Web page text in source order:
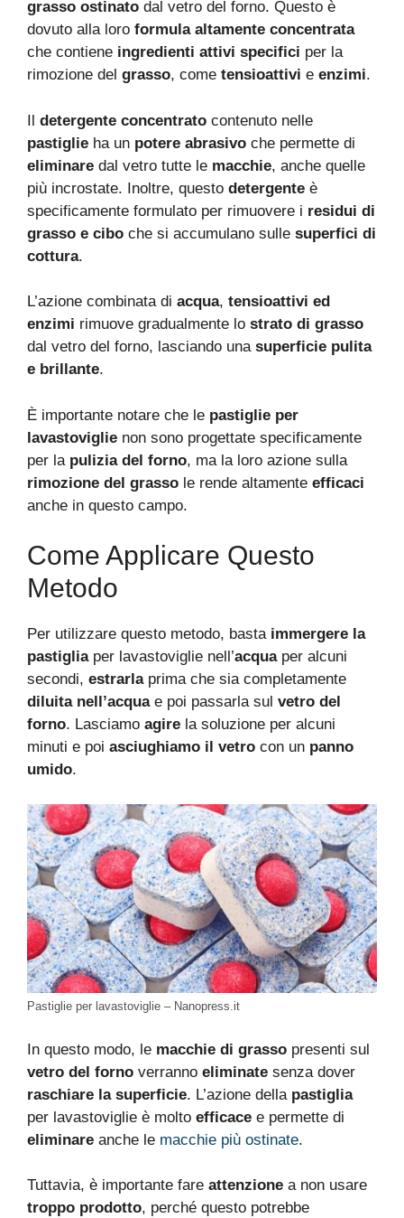
grasso ostinato dal vetro del forno. Questo è
dovuto alla loro formula altamente concentrata
che contiene ingredienti attivi specifici per la
rimozione del grasso, come tensioattivi e enzimi.
Il detergente concentrato contenuto nelle
pastiglie ha un potere abrasivo che permette di
eliminare dal vetro tutte le macchie, anche quelle
più incrostate. Inoltre, questo detergente è
specificamente formulato per rimuovere i residui di
grasso e cibo che si accumulano sulle superfici di
cottura.
L’azione combinata di acqua, tensioattivi ed
enzimi rimuove gradualmente lo strato di grasso
dal vetro del forno, lasciando unasuperficie pulita
e brillante.
È importante notare che le pastiglie per
lavastoviglie non sono progettate specificamente
per la pulizia del forno, ma la loro azione sulla
rimozione del grasso le rende altamente efficaci
anche in questo campo.
Come Applicare Questo
Metodo
Per utilizzare questo metodo, basta immergere la
pastigliaper lavastoviglie nell’acquaper alcuni
secondi, estrarlaprima che sia completamente
diluita nell’acquae poi passarla sul vetro del
forno. Lasciamo agire la soluzione per alcuni
minuti e poi asciughiamo il vetro con un panno
umido.
Pastiglie per lavastoviglie – Nanopress.it
In questo modo, le macchie di grasso presenti sul
vetro del forno verranno eliminate senza dover
raschiare la superficie. L’azione della pastiglia
per lavastoviglie è molto efficace e permette di
eliminare anche le macchie più ostinate.
Tuttavia, è importante fare attenzione a non usare
troppo prodotto, perché questo potrebbe